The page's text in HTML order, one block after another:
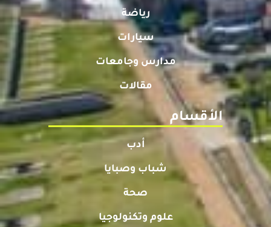
رياضة
سيارات
مدارس وجامعات
مقالات
الأقسام
أدب
شباب وصبايا
صحة
علوم وتكنولوجيا